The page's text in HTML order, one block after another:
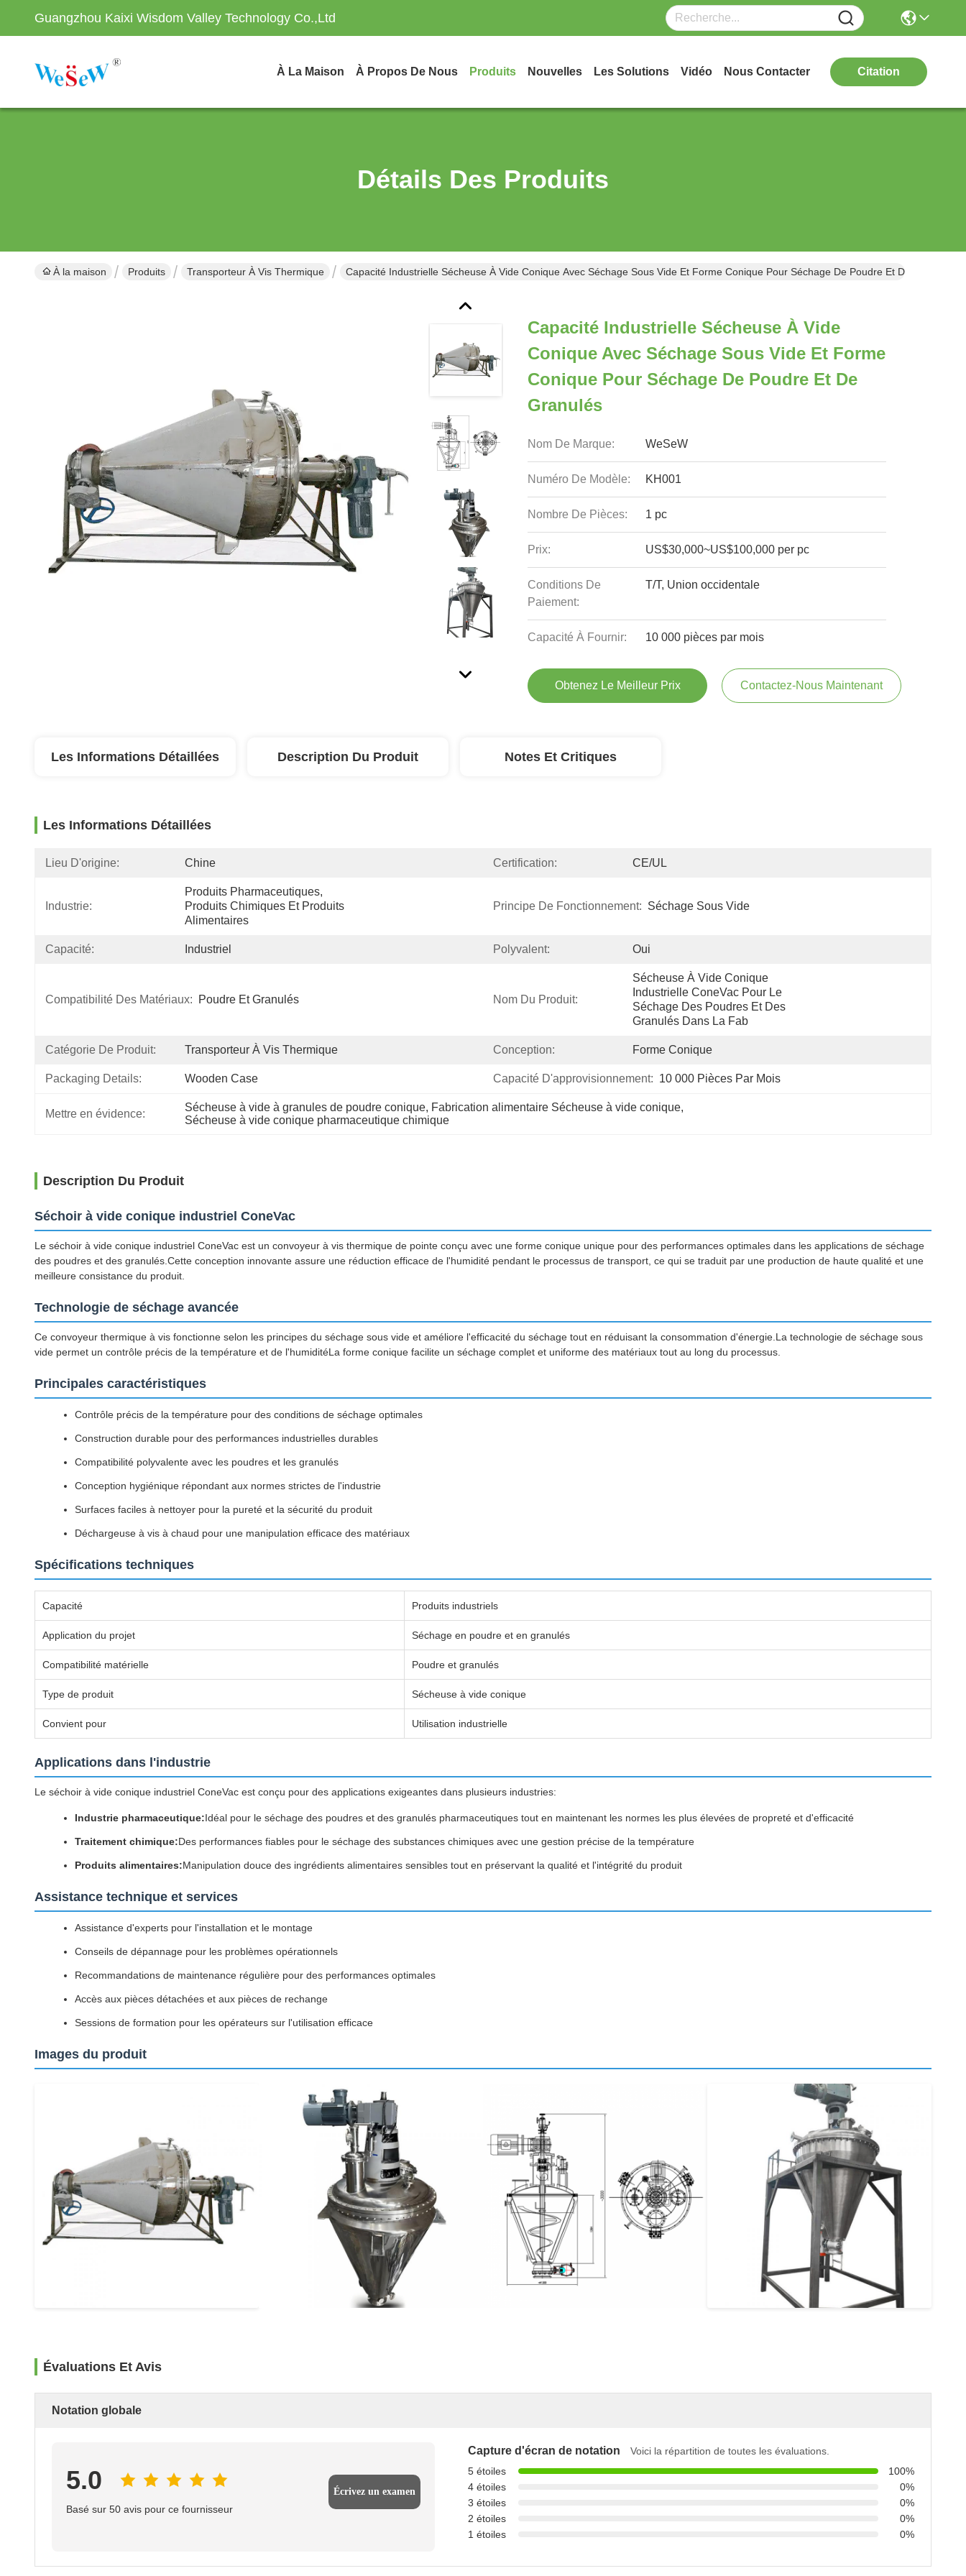
Guangzhou Kaixi Wisdom Valley Technology Co.,Ltd
À La Maison À Propos De Nous Produits Nouvelles Les Solutions Vidéo Nous Contacter Citation
Détails Des Produits
À la maison Produits Transporteur À Vis Thermique Capacité Industrielle Sécheuse À Vide Conique Avec Séchage Sous Vide Et Forme Conique Pour Séchage De Poudre Et De Granulés
Capacité Industrielle Sécheuse À Vide
Conique Avec Séchage Sous Vide Et Forme
Conique Pour Séchage De Poudre Et De
Granulés
Nom De Marque: WeSeW
Numéro De Modèle: KH001
Nombre De Pièces: 1 pc
Prix: US$30,000~US$100,000 per pc
Conditions De
Paiement:
T/T, Union occidentale
Capacité À Fournir: 10 000 pièces par mois
Obtenez Le Meilleur Prix Contactez-Nous Maintenant
Les Informations Détaillées Description Du Produit Notes Et Critiques
Les Informations Détaillées
Lieu D'origine: Chine Certification: CE/UL
Industrie:
Produits Pharmaceutiques,
Produits Chimiques Et Produits
Alimentaires
Principe De Fonctionnement: Séchage Sous Vide
Capacité: Industriel Polyvalent: Oui
Compatibilité Des Matériaux: Poudre Et Granulés Nom Du Produit:
Sécheuse À Vide Conique
Industrielle ConeVac Pour Le
Séchage Des Poudres Et Des
Granulés Dans La Fab
Catégorie De Produit: Transporteur À Vis Thermique Conception: Forme Conique
Packaging Details: Wooden Case Capacité D'approvisionnement: 10 000 Pièces Par Mois
Mettre en évidence:
Sécheuse à vide à granules de poudre conique, Fabrication alimentaire Sécheuse à vide conique,
Sécheuse à vide conique pharmaceutique chimique
Description Du Produit
Séchoir à vide conique industriel ConeVac
Le séchoir à vide conique industriel ConeVac est un convoyeur à vis thermique de pointe conçu avec une forme conique unique pour des performances optimales dans les applications de séchage
des poudres et des granulés.Cette conception innovante assure une réduction efficace de l'humidité pendant le processus de transport, ce qui se traduit par une production de haute qualité et une
meilleure consistance du produit.
Technologie de séchage avancée
Ce convoyeur thermique à vis fonctionne selon les principes du séchage sous vide et améliore l'efficacité du séchage tout en réduisant la consommation d'énergie.La technologie de séchage sous
vide permet un contrôle précis de la température et de l'humiditéLa forme conique facilite un séchage complet et uniforme des matériaux tout au long du processus.
Principales caractéristiques
Contrôle précis de la température pour des conditions de séchage optimales
Construction durable pour des performances industrielles durables
Compatibilité polyvalente avec les poudres et les granulés
Conception hygiénique répondant aux normes strictes de l'industrie
Surfaces faciles à nettoyer pour la pureté et la sécurité du produit
Déchargeuse à vis à chaud pour une manipulation efficace des matériaux
Spécifications techniques
Capacité Produits industriels
Application du projet Séchage en poudre et en granulés
Compatibilité matérielle Poudre et granulés
Type de produit Sécheuse à vide conique
Convient pour Utilisation industrielle
Applications dans l'industrie
Le séchoir à vide conique industriel ConeVac est conçu pour des applications exigeantes dans plusieurs industries:
Industrie pharmaceutique:Idéal pour le séchage des poudres et des granulés pharmaceutiques tout en maintenant les normes les plus élevées de propreté et d'efficacité
Traitement chimique:Des performances fiables pour le séchage des substances chimiques avec une gestion précise de la température
Produits alimentaires:Manipulation douce des ingrédients alimentaires sensibles tout en préservant la qualité et l'intégrité du produit
Assistance technique et services
Assistance d'experts pour l'installation et le montage
Conseils de dépannage pour les problèmes opérationnels
Recommandations de maintenance régulière pour des performances optimales
Accès aux pièces détachées et aux pièces de rechange
Sessions de formation pour les opérateurs sur l'utilisation efficace
Images du produit
Évaluations Et Avis
Notation globale
5.0
Basé sur 50 avis pour ce fournisseur
Écrivez un examen
Capture d'écran de notation
Voici la répartition de toutes les évaluations.
5 étoiles
100%
4 étoiles
0%
3 étoiles
0%
2 étoiles
0%
1 étoiles
0%